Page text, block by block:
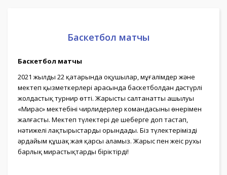
Баскетбол матчы
Баскетбол матчы
2021 жылдың 22 қаңтарында оқушылар, мұғалімдер және
мектеп қызметкерлері арасында баскетболдан дәстүрлі
жолдастық турнир өтті. Жарыстың салтанатты ашылуы
«Мирас» мектебінің чирлидерлер командасының өнерімен
жалғасты. Мектеп түлектері де шеңберге доп тастап,
нәтижелі лақтырыстарды орындады. Біз түлектерімізді
әрдайым құшақ жая қарсы аламыз. Жарыс пен жеңіс рухы
барлық мирастықтарды біріктірді!